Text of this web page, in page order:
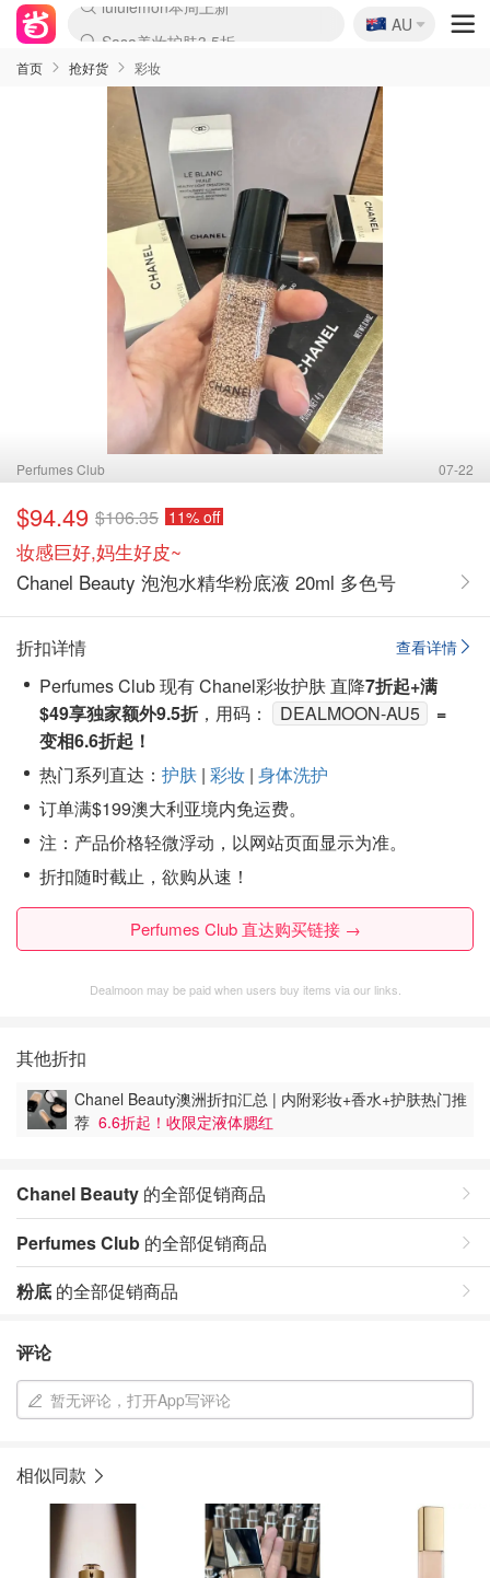
lululemon本周上新
SSENSE年中3折
FreshBeauty好价汇总
Cettire降价+叠9折
Farfetch折上8折
WWS Coles超市实拍
viagogo二手票捡漏
Myer清仓1折起
The Outnet奢牌1折起
David Jones 3折起
Flannels大牌1折
Perfumes Club护肤1折
AMIRO返校季6.2折
Oweek抽奖送Airpods
Amazon折扣汇总
eToro入金$200送$50
Amazon数码好物
ICONIC本周7.5折
ThedoubleF高奢地板价
Moose Knuckles 6折
丝芙兰5折起
EUFY官网3.7折起
Selenichast首饰2折
Trip机票酒店促销
YSL送5件彩妆礼
Amazon家居好物
BIGBANG巡演开票
David Jones时尚3折
Amazon美妆护肤
雅漾大喷$8
过敏原检测盒$33
伊索独家赠50ml沐浴露
科颜氏送高保湿面霜
SEALIFE海洋馆门票6折
丝塔芙大白罐$16
订阅Newsletter送香薰
Cult Beauty 6.8折
Harrods圣诞日历2.3折
LN-CC奢牌私促3折
d'Alba空姐喷雾$16
EVE LOM套装逆天2折
Bernardelli独家4折
Adore Beauty 6折起
CT圣诞日历
Mytheresa奢品2.7折
🇦🇺
AU
首页 抢好货 彩妆
Perfumes Club 07-22
$94.49 $106.35 11% off
妆感巨好,妈生好皮~
Chanel Beauty 泡泡水精华粉底液 20ml 多色号
查看详情
折扣详情
Perfumes Club 现有 Chanel彩妆护肤 直降7折起+满
$49享独家额外9.5折 ，用码： DEALMOON-AU5
=
变相6.6折起！
热门系列直达： 护肤 | 彩妆 | 身体洗护
订单满$199澳大利亚境内免运费。
注 ：产品价格轻微浮动，以网站页面显示为准。
折扣随时截止，欲购从速！
Perfumes Club 直达购买链接 →
Dealmoon may be paid when users buy items via our links.
其他折扣
Chanel Beauty澳洲折扣汇总 | 内附彩妆+香水+护肤热门推
荐 6.6折起！收限定液体腮红
Chanel Beauty 的全部促销商品
Perfumes Club 的全部促销商品
粉底 的全部促销商品
评论
暂无评论，打开App写评论
相似同款